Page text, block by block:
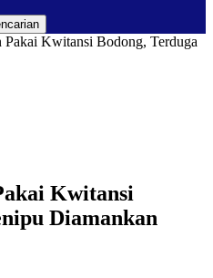
Pakai Kwitansi Bodong, Terduga
Kwitansi
Diamankan